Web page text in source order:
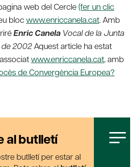
web del Cercle(fer un clic
blocwww.enriccanela.cat. Amb
Enric Canela Vocal de la Junta
2002 Aquest article ha estat
www.enriccanela.cat, amb
de Convergència Europea?
al butlletí
butlletí per estar al